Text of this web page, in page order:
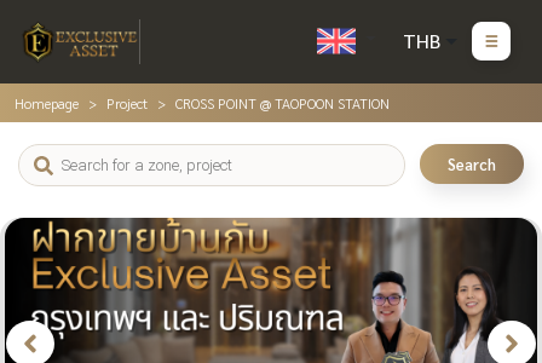
THB
Homepage Project CROSS POINT @ TAOPOON STATION
Search